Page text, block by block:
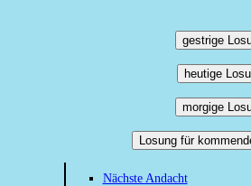
gestrige
heutige
morgige
Losung für
Nächste Andacht